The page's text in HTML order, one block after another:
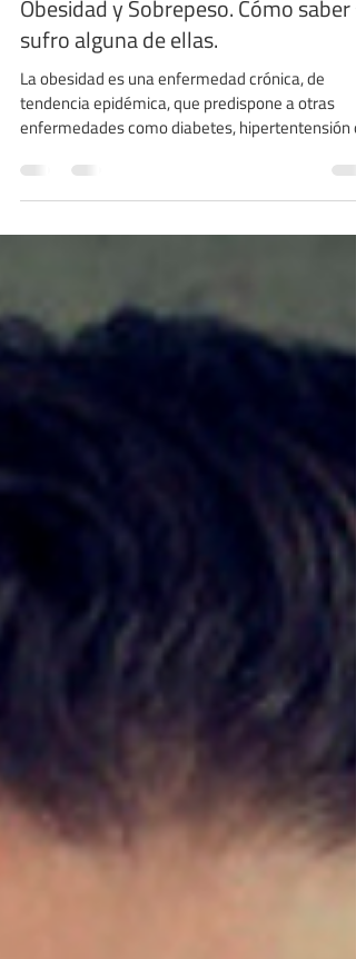
@cirugiasteiner
30 sept 2020
4 min de lectura
Obesidad y Sobrepeso. Cómo saber si
sufro alguna de ellas.
La obesidad es una enfermedad crónica, de
apnea.